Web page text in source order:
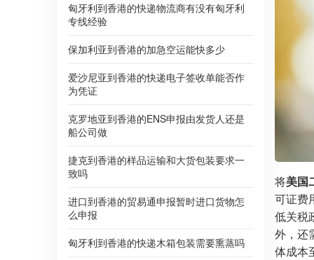
匈牙利到香港的快递物流商有没有匈牙利
专线经验
保加利亚到香港的加急空运能快多少
爱沙尼亚到香港的快递电子签收单能否作
为凭证
克罗地亚到香港的ENS申报由发货人还是
船公司做
捷克到香港的样品运输和大货包装要求一
致吗
进口到香港的贸易通申报暂时进口货物怎
么申报
匈牙利到香港的快递木箱包装需要熏蒸吗
将美国
可证费
低关税
外，还
体成本